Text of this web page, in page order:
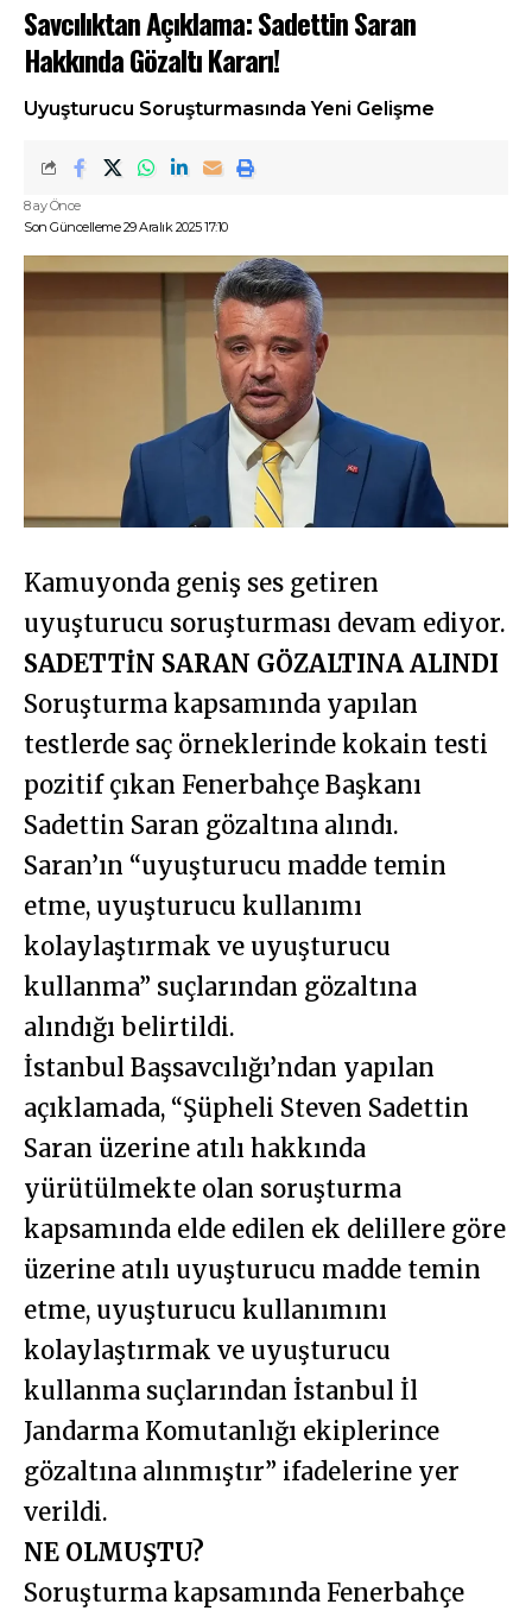
Savcılıktan Açıklama: Sadettin Saran
Hakkında Gözaltı Kararı!
Uyuşturucu Soruşturmasında Yeni Gelişme
Son Güncelleme 29 Aralık 2025 17:10
8 ay Önce
Kamuyonda geniş ses getiren
uyuşturucu soruşturması devam ediyor.
SADETTİN SARAN GÖZALTINA ALINDI
Soruşturma kapsamında yapılan
testlerde saç örneklerinde kokain testi
pozitif çıkan Fenerbahçe Başkanı
Sadettin Saran gözaltına alındı.
Saran’ın “uyuşturucu madde temin
etme, uyuşturucu kullanımı
kolaylaştırmak ve uyuşturucu
kullanma” suçlarından gözaltına
alındığı belirtildi.
İstanbul Başsavcılığı’ndan yapılan
açıklamada, “Şüpheli Steven Sadettin
Saran üzerine atılı hakkında
yürütülmekte olan soruşturma
kapsamında elde edilen ek delillere göre
üzerine atılı uyuşturucu madde temin
etme, uyuşturucu kullanımını
kolaylaştırmak ve uyuşturucu
kullanma suçlarından İstanbul İl
Jandarma Komutanlığı ekiplerince
gözaltına alınmıştır” ifadelerine yer
verildi.
NE OLMUŞTU?
Soruşturma kapsamında Fenerbahçe